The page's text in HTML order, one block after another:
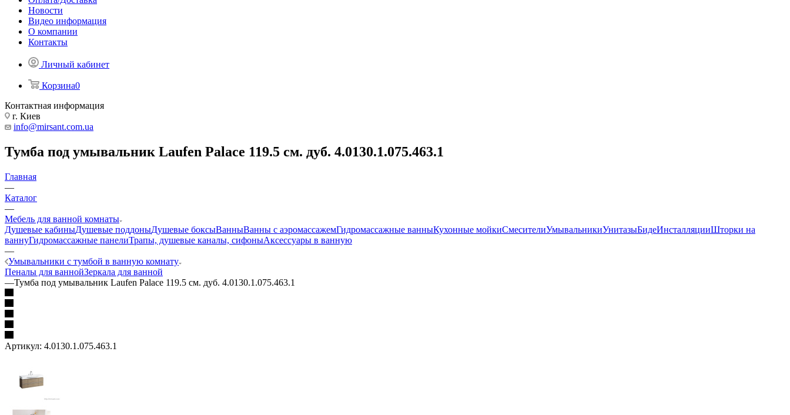
Новости
Видео информация
О компании
Контакты
Личный кабинет
Корзина0
Контактная информация
г. Киев
info@mirsant.com.ua
Тумба под умывальник Laufen Palace 119.5 см. дуб. 4.0130.1.075.463.1
Главная
—
Каталог
—
Мебель для ванной комнаты
Душевые кабиныДушевые поддоныДушевые боксыВанныВанны с аэромассажемГидромассажные ванныКухонные мойкиСмесителиУмывальникиУнитазыБидеИнсталляцииШторки на
ваннуГидромассажные панелиТрапы, душевые каналы, сифоныАксессуары в ванную
—
Умывальники с тумбой в ванную комнату
Пеналы для ваннойЗеркала для ванной
—Тумба под умывальник Laufen Palace 119.5 см. дуб. 4.0130.1.075.463.1
Артикул: 4.0130.1.075.463.1